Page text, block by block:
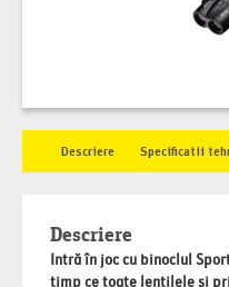
Descriere Specificatii
Descriere
Intră în joc cu binoclul